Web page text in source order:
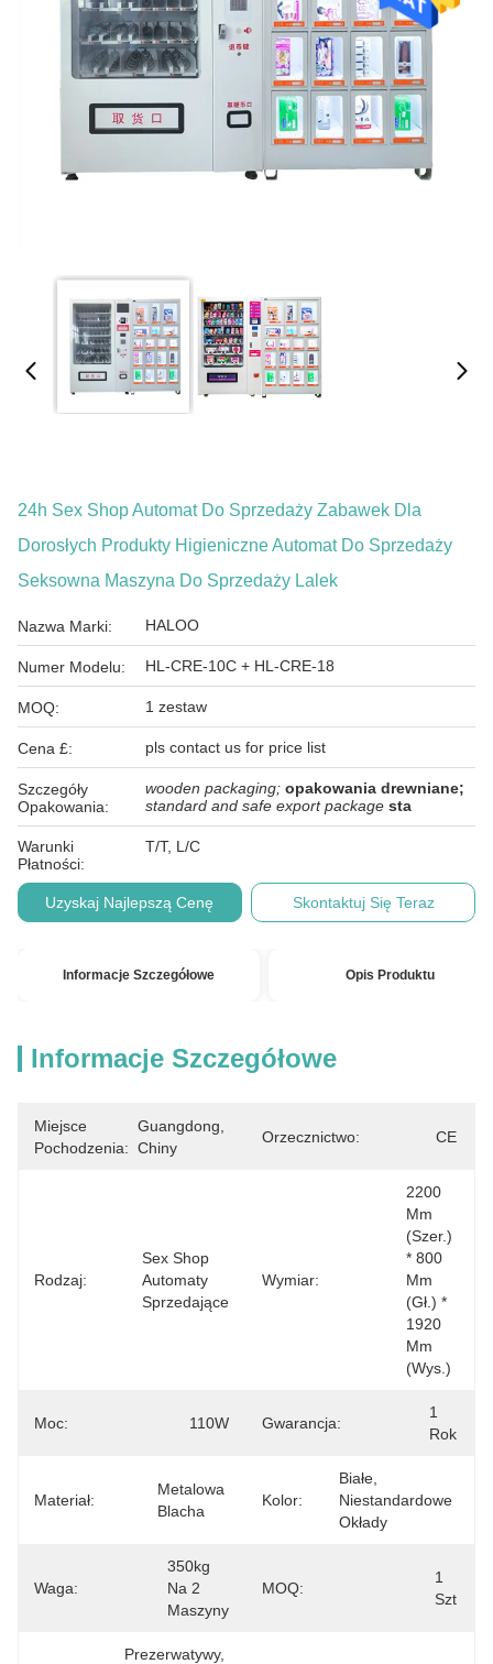
24h Sex Shop Automat Do Sprzedaży Zabawek Dla
Dorosłych Produkty Higieniczne Automat Do Sprzedaży
Seksowna Maszyna Do Sprzedaży Lalek
Nazwa Marki: HALOO
Numer Modelu: HL-CRE-10C + HL-CRE-18
MOQ: 1 zestaw
Cena £: pls contact us for price list
Szczegóły
Opakowania:
wooden packaging; opakowania drewniane;
standard and safe export package sta
Warunki
Płatności:
T/T, L/C
Uzyskaj Najlepszą Cenę Skontaktuj Się Teraz
Informacje Szczegółowe Opis Produktu
Informacje Szczegółowe
Miejsce
Pochodzenia:
Guangdong,
Chiny
Orzecznictwo: CE
Rodzaj:
Sex Shop
Automaty
Sprzedające
Wymiar:
2200
Mm
(szer.)
* 800
Mm
(gł.) *
1920
Mm
(wys.)
Moc: 110W Gwarancja:
1
Rok
Materiał:
Metalowa
Blacha
Kolor:
Białe,
Niestandardowe
Okłady
Waga:
350kg
Na 2
Maszyny
MOQ:
1
Szt
Prezerwatywy,